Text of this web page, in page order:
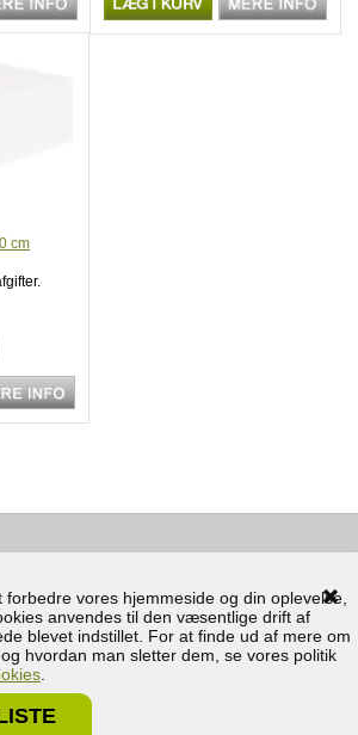
vores hjemmeside og din oplevelse,
anvendes til den væsentlige drift af
blevet indstillet. For at finde ud af mere om
hvordan man sletter dem, se vores politik
cm